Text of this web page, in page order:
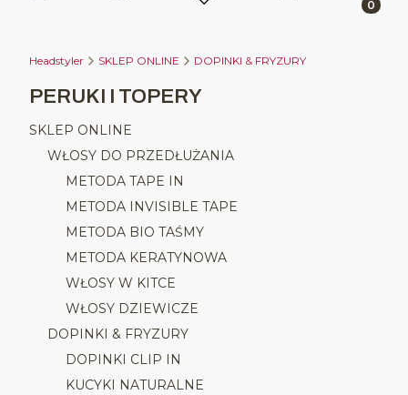
Headstyler SKLEP ONLINE DOPINKI & FRYZURY
PERUKI I TOPERY
SKLEP ONLINE
WŁOSY DO PRZEDŁUŻANIA
METODA TAPE IN
METODA INVISIBLE TAPE
METODA BIO TAŚMY
METODA KERATYNOWA
WŁOSY W KITCE
WŁOSY DZIEWICZE
DOPINKI & FRYZURY
DOPINKI CLIP IN
KUCYKI NATURALNE